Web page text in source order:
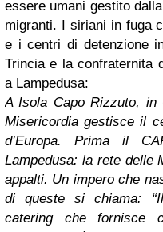
essere umani gestito
migranti. I siriani in fuga
e i centri di detenzione
Trincia e la confraternita
a Lampedusa:
A Isola Capo Rizzuto, in
Misericordia gestisce il
d’Europa. Prima il
Lampedusa: la rete delle
appalti. Un impero che
di queste si chiama:
catering che